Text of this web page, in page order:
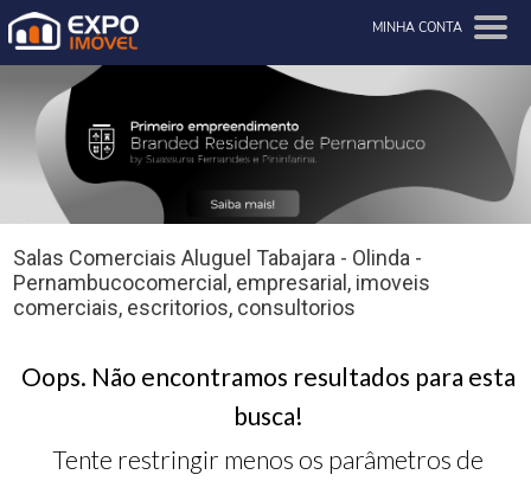
MINHA CONTA
Salas Comerciais Aluguel Tabajara - Olinda -
Pernambucocomercial, empresarial, imoveis
comerciais, escritorios, consultorios
Oops. Não encontramos resultados para esta
busca!
Tente restringir menos os parâmetros de